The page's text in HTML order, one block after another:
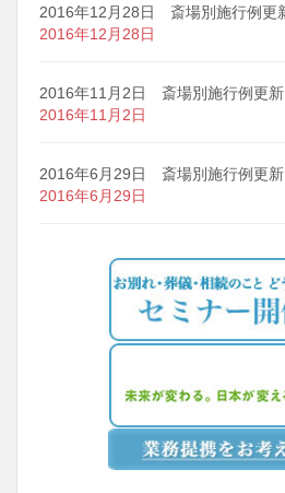
2016年12月28日 斎場別施行例更
2016年12月28日
2016年11月2日 斎場別施行例更新
2016年11月2日
2016年6月29日 斎場別施行例更新
2016年6月29日